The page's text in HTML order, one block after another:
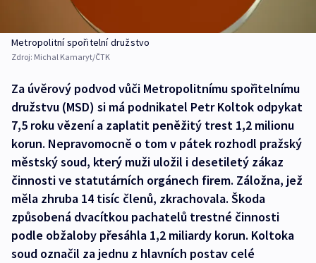
Metropolitní spořitelní družstvo
Zdroj: Michal Kamaryt/ČTK
Za úvěrový podvod vůči Metropolitnímu spořitelnímu
družstvu (MSD) si má podnikatel Petr Koltok odpykat
7,5 roku vězení a zaplatit peněžitý trest 1,2 milionu
korun. Nepravomocně o tom v pátek rozhodl pražský
městský soud, který muži uložil i desetiletý zákaz
činnosti ve statutárních orgánech firem. Záložna, jež
měla zhruba 14 tisíc členů, zkrachovala. Škoda
způsobená dvacítkou pachatelů trestné činnosti
podle obžaloby přesáhla 1,2 miliardy korun. Koltoka
soud označil za jednu z hlavních postav celé